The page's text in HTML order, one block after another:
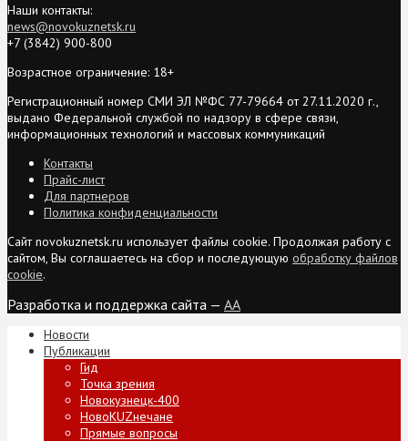
Наши контакты:
news@novokuznetsk.ru
+7 (3842) 900-800
Возрастное ограничение: 18+
Регистрационный номер СМИ ЭЛ №ФС 77-79664 от 27.11.2020 г.,
выдано Федеральной службой по надзору в сфере связи,
информационных технологий и массовых коммуникаций
Контакты
Прайс-лист
Для партнеров
Политика конфиденциальности
Сайт novokuznetsk.ru использует файлы cookie. Продолжая работу с
сайтом, Вы соглашаетесь на сбор и последующую обработку файлов
cookie.
Разработка и поддержка сайта — AA
Новости
Публикации
Гид
Точка зрения
Новокузнецк-400
НовоKUZнечане
Прямые вопросы